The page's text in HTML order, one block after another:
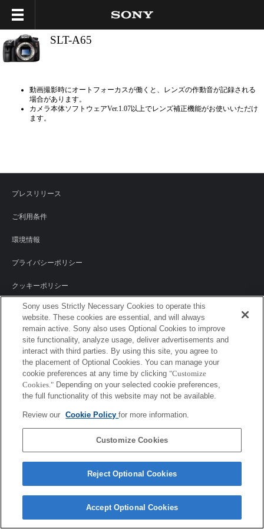
SLT-A65
動画撮影時にオートフォーカスが働くと、レンズの作動音が記録される
場合があります。
カメラ本体ソフトウェアVer.1.07以上でレンズ補正機能がお使いいただけ
ます。
プレスリリース
ご利用条件
環境情報
プライバシーポリシー
クッキーポリシー
Sony Corporation, Sony Marketing Inc.
Sony uses Strictly Necessary Cookies to operate this
website. These cookies are essential, and will always
remain active. Sony also uses Optional Cookies to improve
site functionality, analyze usage, deliver advertisements and
interact with third parties. By using this site, you agree to
the placement of Optional Cookies. You can manage your
cookie preferences at any time by clicking "Customize
Cookies." Depending on your selected cookie preferences,
the full functionality of this website may not be available.
Review our Cookie Policyfor more information.
Customize Cookies
Reject Optional Cookies
Accept Optional Cookies